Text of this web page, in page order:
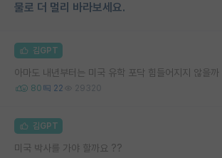
물로 더 멀리 바라보세요.
김GPT
아마도 내년부터는 미국 유학 포닥 힘들어지지 않을까
80 22 29320
김GPT
미국 박사를 가야 할까요 ??